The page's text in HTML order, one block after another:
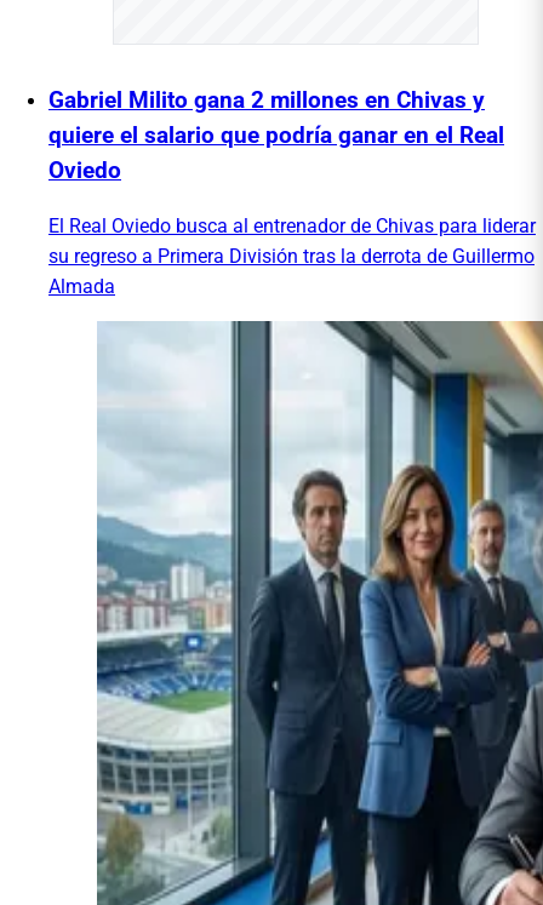
Gabriel Milito gana 2 millones en Chivas y
quiere el salario que podría ganar en el Real
Oviedo
El Real Oviedo busca al entrenador de Chivas para liderar
su regreso a Primera División tras la derrota de Guillermo
Almada